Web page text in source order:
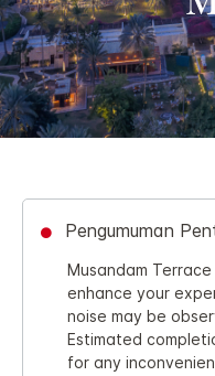
Pengumuman
Musandam
enhance your
noise may be
Estimated
for any